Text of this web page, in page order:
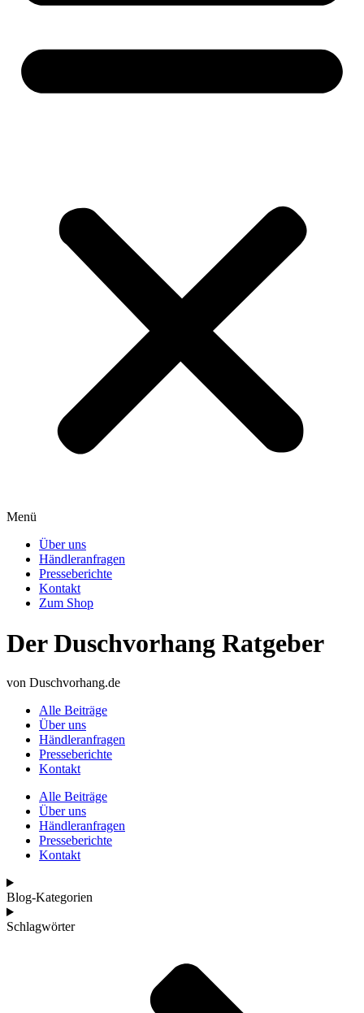
Menü
Über uns
Händleranfragen
Presseberichte
Kontakt
Zum Shop
Der Duschvorhang Ratgeber
von Duschvorhang.de
Alle Beiträge
Über uns
Händleranfragen
Presseberichte
Kontakt
Alle Beiträge
Über uns
Händleranfragen
Presseberichte
Kontakt
Blog-Kategorien
Schlagwörter